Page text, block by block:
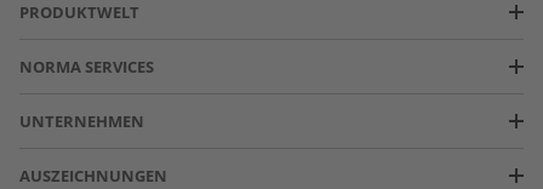
PRODUKTWELT
NORMA SERVICES
UNTERNEHMEN
AUSZEICHNUNGEN